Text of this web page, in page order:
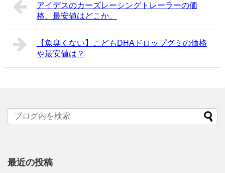
アイデスのカーズレーシングトレーラーの価
格、最安値はどこか。
【魚臭くない】こどもDHAドロップグミの価格
や最安値は？
最近の投稿